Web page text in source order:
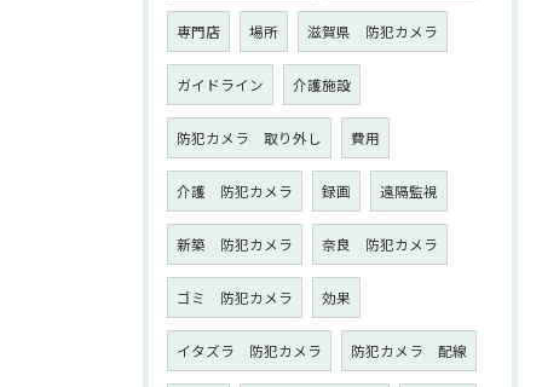
専門店 場所 滋賀県 防犯カメラ
ガイドライン 介護施設
防犯カメラ 取り外し 費用
介護 防犯カメラ 録画 遠隔監視
新築 防犯カメラ 奈良 防犯カメラ
ゴミ 防犯カメラ 効果
イタズラ 防犯カメラ 防犯カメラ 配線